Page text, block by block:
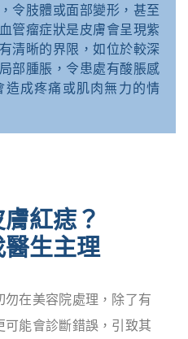
令肢體或面部變形，甚至
管瘤症狀是皮膚會呈現紫
清晰的界限，如位於較深
部腫脹，令患處有酸脹感
成疼痛或肌肉無力的情
紅痣？
生主理
勿在美容院處理，除了有
能會診斷錯誤，引致其